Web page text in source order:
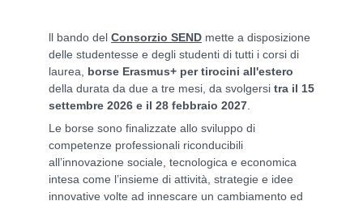
ll bando del Consorzio SEND mette a disposizione
delle studentesse e degli studenti di tutti i corsi di
laurea, borse Erasmus+ per tirocini all'estero
della durata da due a tre mesi, da svolgersi tra il 15
settembre 2026 e il 28 febbraio 2027
Le borse sono finalizzate allo sviluppo di
competenze professionali riconducibili
all’innovazione sociale, tecnologica e economica
intesa come l’insieme di attività, strategie e idee
innovative volte ad innescare un cambiamento ed